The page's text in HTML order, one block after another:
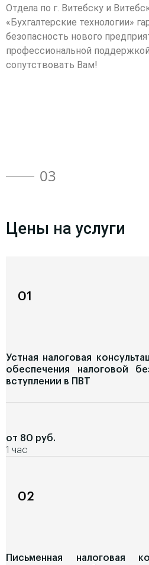
Отдела по г. Витебску и
«Бухгалтерские технологии»
безопасность нового
профессиональной
сопутствовать Вам!
03
Цены на услуги
01
Устная налоговая
обеспечения налоговой
вступлении в ПВТ
от 80 руб.
1 час
02
Письменная налоговая